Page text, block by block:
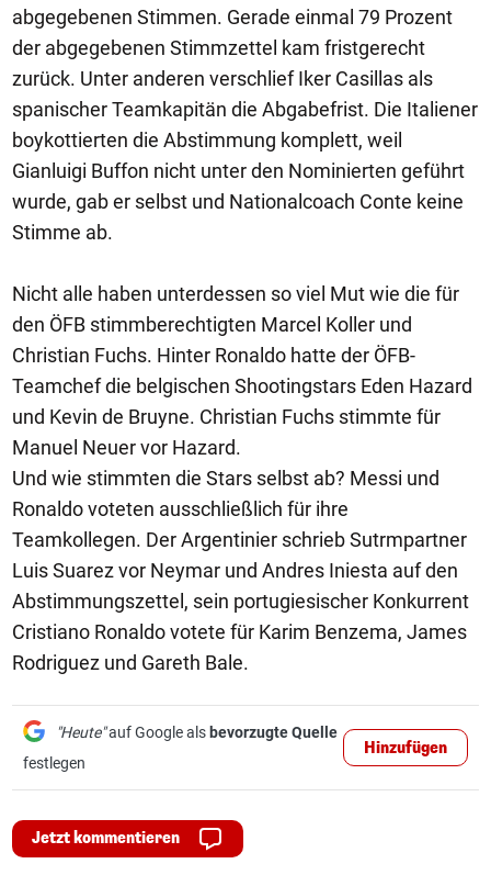
abgegebenen Stimmen. Gerade einmal 79 Prozent
der abgegebenen Stimmzettel kam fristgerecht
zurück. Unter anderen verschlief Iker Casillas als
spanischer Teamkapitän die Abgabefrist. Die Italiener
boykottierten die Abstimmung komplett, weil
Gianluigi Buffon nicht unter den Nominierten geführt
wurde, gab er selbst und Nationalcoach Conte keine
Stimme ab.
Nicht alle haben unterdessen so viel Mut wie die für
den ÖFB stimmberechtigten Marcel Koller und
Christian Fuchs. Hinter Ronaldo hatte der ÖFB-
Teamchef die belgischen Shootingstars Eden Hazard
und Kevin de Bruyne. Christian Fuchs stimmte für
Manuel Neuer vor Hazard.
Und wie stimmten die Stars selbst ab? Messi und
Ronaldo voteten ausschließlich für ihre
Teamkollegen. Der Argentinier schrieb Sutrmpartner
Luis Suarez vor Neymar und Andres Iniesta auf den
Abstimmungszettel, sein portugiesischer Konkurrent
Cristiano Ronaldo votete für Karim Benzema, James
Rodriguez und Gareth Bale.
"Heute"auf Google als bevorzugte Quelle
festlegen
Hinzufügen
Jetzt kommentieren